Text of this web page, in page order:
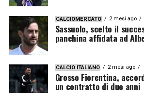
CALCIOMERCATO 2 mesi ago
Sassuolo, scelto il
panchina affidata ad
CALCIO ITALIANO 2 mesi ago
Grosso Fiorentina,
un contratto di due anni